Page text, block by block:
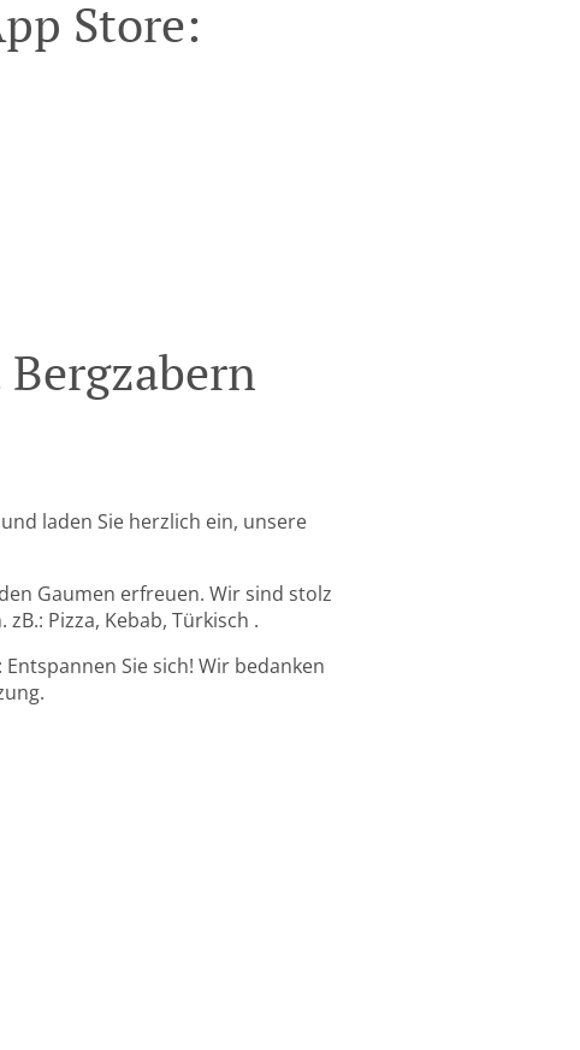
Store:
laden Sie herzlich ein, unsere
Gaumen erfreuen. Wir sind stolz
Pizza, Kebab, Türkisch .
Sie sich! Wir bedanken